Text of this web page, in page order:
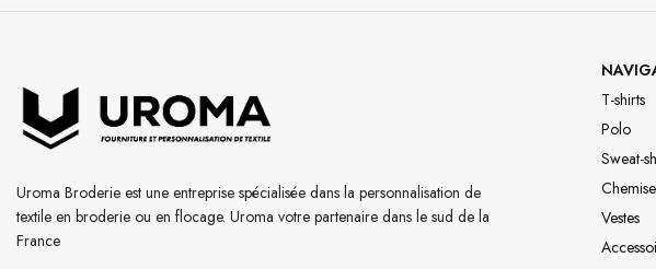
Uroma Broderie est une entreprise spécialisée dans la personnalisation de
textile en broderie ou en flocage. Uroma votre partenaire dans le sud de la
France
T-shirts
Polo
Sweat-
Vestes